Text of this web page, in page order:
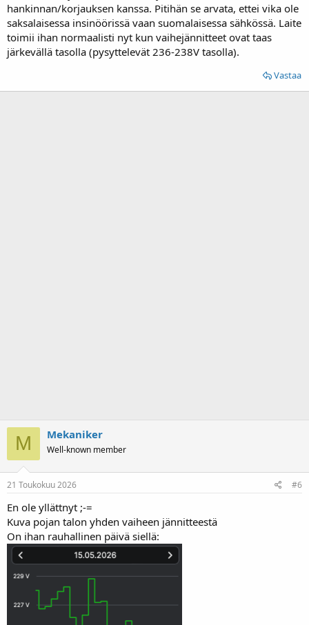
hankinnan/korjauksen kanssa. Pitihän se arvata, ettei vika ole
saksalaisessa insinöörissä vaan suomalaisessa sähkössä. Laite
toimii ihan normaalisti nyt kun vaihejännitteet ovat taas
järkevällä tasolla (pysyttelevät 236-238V tasolla).
Vastaa
M Mekaniker
Well-known member
21 Toukokuu 2026 #6
En ole yllättnyt ;-=
Kuva pojan talon yhden vaiheen jännitteestä
On ihan rauhallinen päivä siellä: